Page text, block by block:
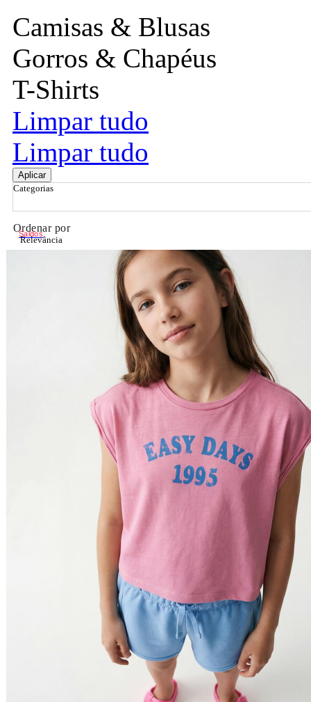
Camisas & Blusas
Gorros & Chapéus
T-Shirts
Limpar tudo
Limpar tudo
Aplicar
Categorias
Ordenar por
Relevância
Preço Crescente
Preço Decrescente
Nome do Produto A - Z
Nome do Produto Z - A
Saldos